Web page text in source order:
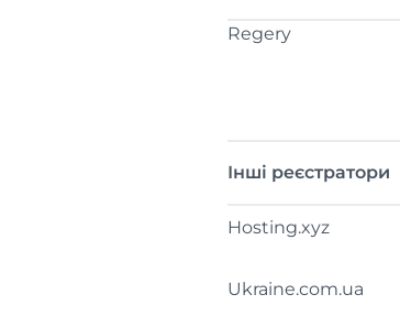
Regery
Інші реєстратори
Hosting.xyz
Ukraine.com.ua